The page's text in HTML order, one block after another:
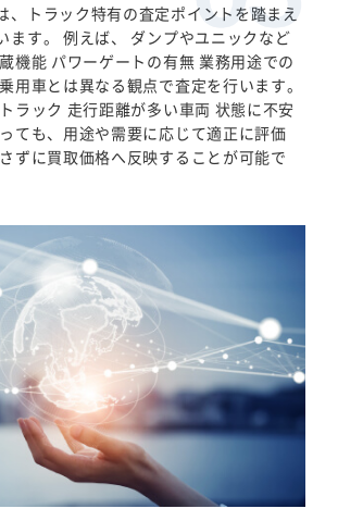
、トラック特有の査定ポイントを踏まえ
ます。 例えば、 ダンプやユニックなど
機能 パワーゲートの有無 業務用途での
用車とは異なる観点で査定を行います。
ラック 走行距離が多い車両 状態に不安
ても、用途や需要に応じて適正に評価
ずに買取価格へ反映することが可能で